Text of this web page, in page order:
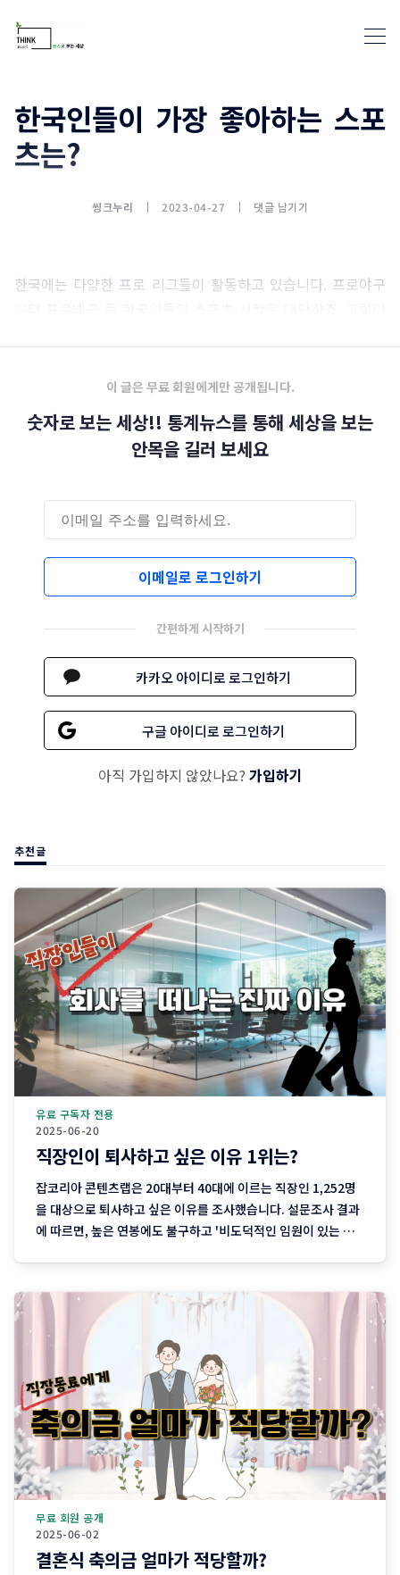
한국인들이 가장 좋아하는 스포
츠는?
씽크누리 2023-04-27 댓글 남기기
한국에는 다양한 프로 리그들이 활동하고 있습니다. 프로야구
이 글은 무료 회원에게만 공개됩니다.
숫자로 보는 세상!! 통계뉴스를 통해 세상을 보는
안목을 길러 보세요
이메일로 로그인하기
간편하게 시작하기
카카오 아이디로 로그인하기
구글 아이디로 로그인하기
아직 가입하지 않았나요? 가입하기
추천글
2025-06-20
유료 구독자 전용
직장인이 퇴사하고 싶은 이유 1위는?
잡코리아 콘텐츠랩은 20대부터 40대에 이르는 직장인 1,252명
을 대상으로 퇴사하고 싶은 이유를 조사했습니다. 설문조사 결과
에 따르면, 높은 연봉에도 불구하고 '비도덕적인 임원이 있는 회
34.5%로 높은 비율을 보였습니다. 부도덕한 임원 외에도 '직장
인들은 회사 운영
2025-06-02
무료 회원 공개
결혼식 축의금 얼마가 적당할까?